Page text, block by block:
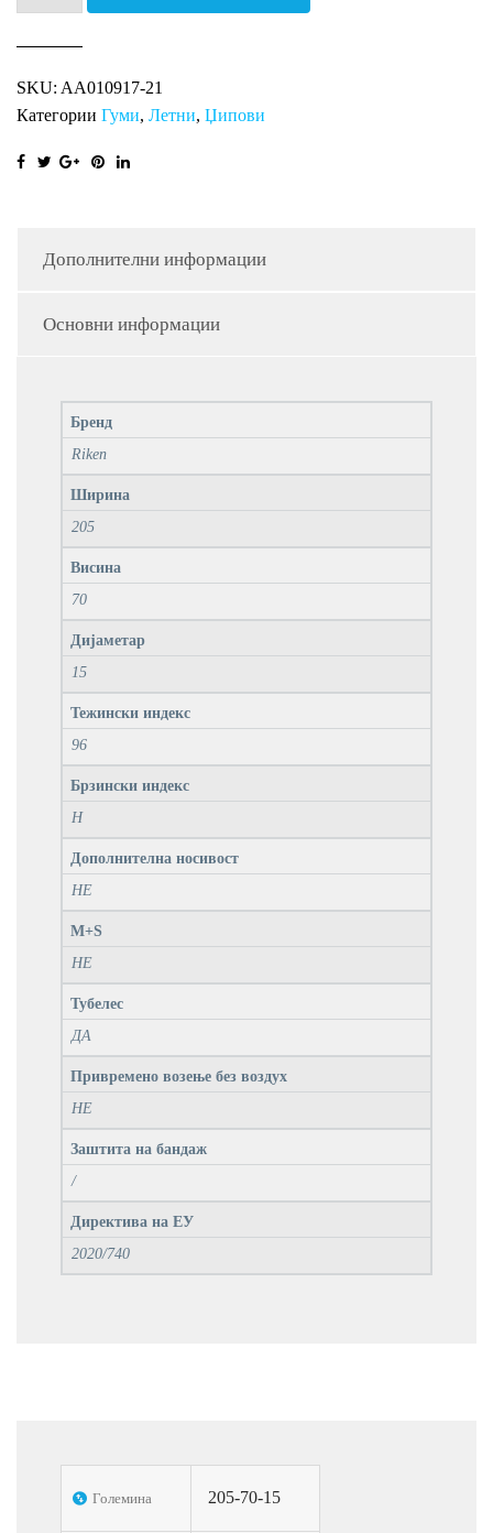
RI
количина
SKU: AA010917-21
Категории Гуми, Летни, Џипови
Дополнителни информации
Основни информации
Бренд
Riken
Ширина
205
Висина
70
Дијаметар
15
Тежински индекс
96
Брзински индекс
H
Дополнителна носивост
НЕ
M+S
НЕ
Тубелес
ДА
Привремено возење без воздух
НЕ
Заштита на бандаж
/
Директива на ЕУ
2020/740
Големина 205-70-15